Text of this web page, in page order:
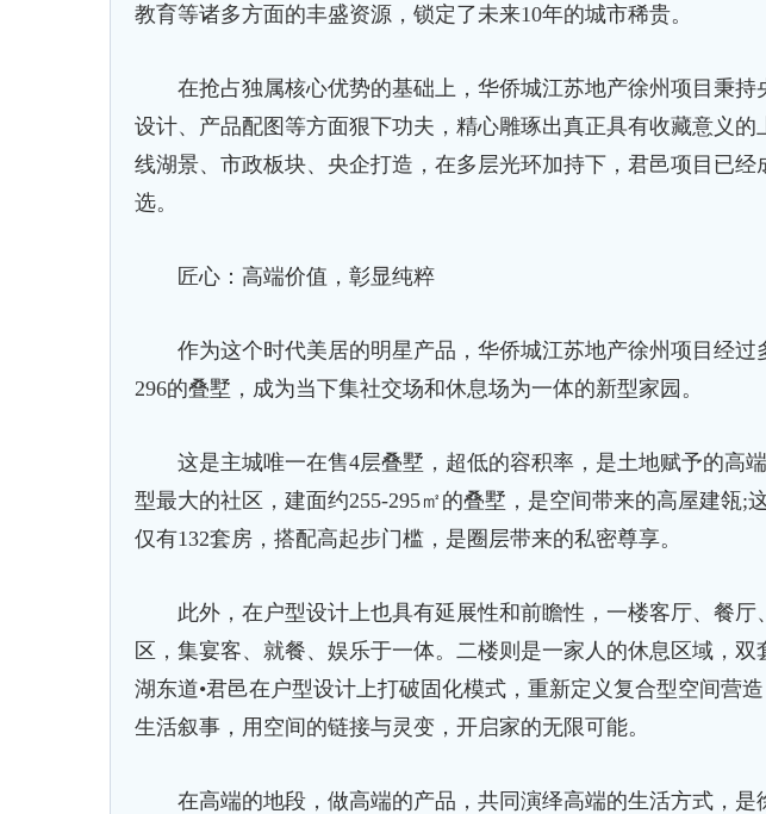
教育等诸多方面的丰盛资源，锁定了未来10年的城市稀贵。
在抢占独属核心优势的基础上，华侨城江苏地产徐州项目秉持
设计、产品配图等方面狠下功夫，精心雕琢出真正具有收藏意义
线湖景、市政板块、央企打造，在多层光环加持下，君邑项目已
选。
匠心：高端价值，彰显纯粹
作为这个时代美居的明星产品，华侨城江苏地产徐州项目经过
296的叠墅，成为当下集社交场和休息场为一体的新型家园。
这是主城唯一在售4层叠墅，超低的容积率，是土地赋予的高
型最大的社区，建面约255-295㎡的叠墅，是空间带来的高屋建瓴;
仅有132套房，搭配高起步门槛，是圈层带来的私密尊享。
此外，在户型设计上也具有延展性和前瞻性，一楼客厅、餐厅
区，集宴客、就餐、娱乐于一体。二楼则是一家人的休息区域，双
湖东道•君邑在户型设计上打破固化模式，重新定义复合型空间营
生活叙事，用空间的链接与灵变，开启家的无限可能。
在高端的地段，做高端的产品，共同演绎高端的生活方式，是